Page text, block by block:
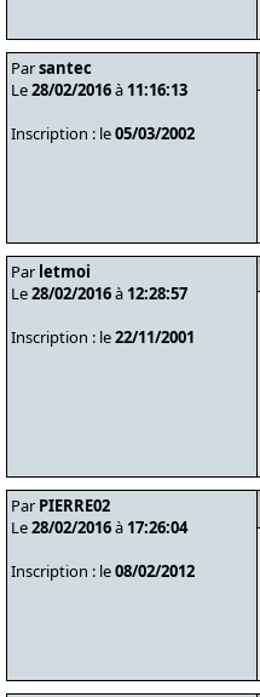
Parsantec
Le28/02/2016à 11:16:13
Inscription : le05/03/2002
Par letmoi
Le28/02/2016à 12:28:57
Inscription : le22/11/2001
Par PIERRE02
Le28/02/2016à 17:26:04
Inscription : le08/02/2012